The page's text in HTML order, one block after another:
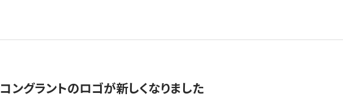
コングラントのロゴが新しくなりました